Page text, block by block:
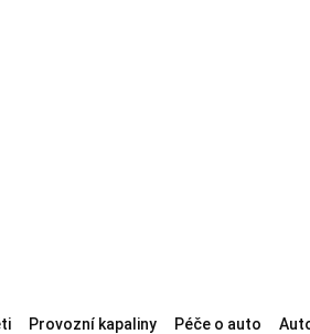
Provozní kapaliny Péče o auto